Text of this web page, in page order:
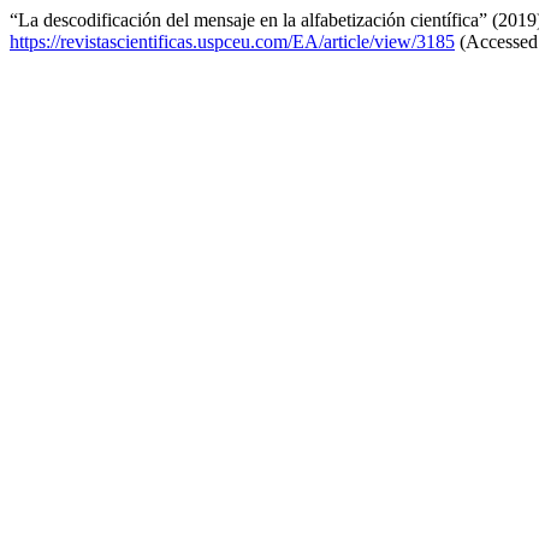
“La descodificación del mensaje en la alfabetización científica”
https://revistascientificas.uspceu.com/EA/article/view/3185